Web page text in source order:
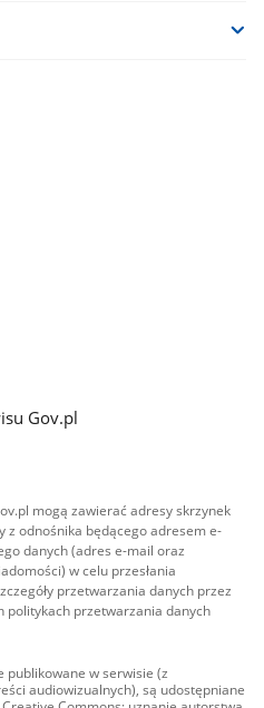
Gov.pl
mogą zawierać adresy skrzynek
z odnośnika będącego adresem e-
danych (adres e-mail oraz
w celu przesłania
przetwarzania danych przez
politykach przetwarzania danych
publikowane w serwisie (z
audiowizualnych), są udostępniane